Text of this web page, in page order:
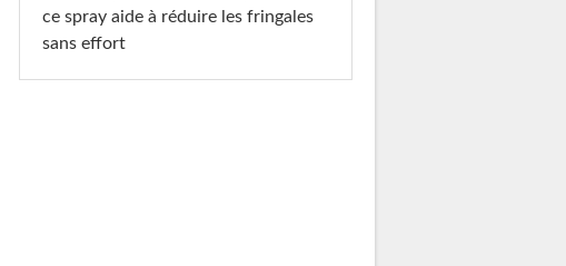
ce spray aide à réduire les fringales
sans effort